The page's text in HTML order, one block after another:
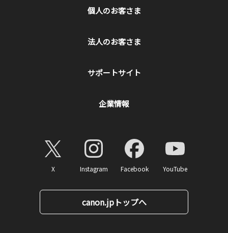
個人のお客さま
法人のお客さま
サポートサイト
企業情報
X Instagram Facebook YouTube
canon.jpトップへ